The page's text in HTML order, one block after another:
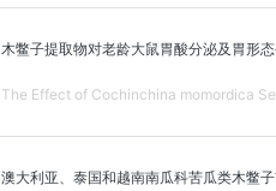
木鳖子提取物对老龄大鼠胃酸分泌及胃形态
The Effect of Cochinchina momordica
澳大利亚、泰国和越南南瓜科苦瓜类木鳖子